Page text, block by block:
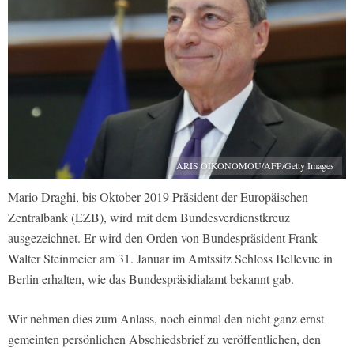
ARIS OIKONOMOU/AFP/Getty Images
Mario Draghi, bis Oktober 2019 Präsident der Europäischen
Zentralbank (EZB), wird mit dem Bundesverdienstkreuz
ausgezeichnet. Er wird den Orden von Bundespräsident Frank-
Walter Steinmeier am 31. Januar im Amtssitz Schloss Bellevue in
Berlin erhalten, wie das Bundespräsidialamt bekannt gab.
Wir nehmen dies zum Anlass, noch einmal den nicht ganz ernst
gemeinten persönlichen Abschiedsbrief zu veröffentlichen, den